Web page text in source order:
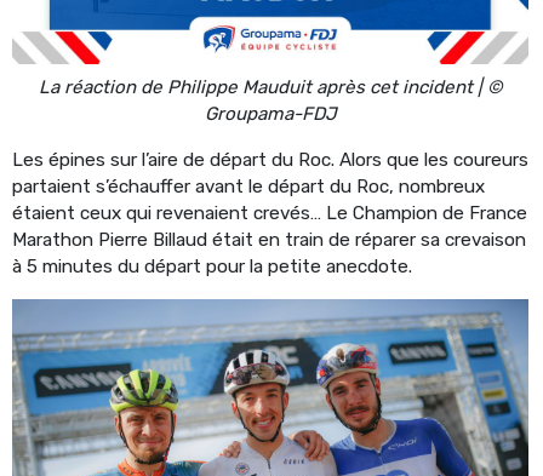
La réaction de Philippe Mauduit après cet incident | ©
Groupama-FDJ
Les épines sur l’aire de départ du Roc. Alors que les coureurs
partaient s’échauffer avant le départ du Roc, nombreux
étaient ceux qui revenaient crevés… Le Champion de France
Marathon Pierre Billaud était en train de réparer sa crevaison
à 5 minutes du départ pour la petite anecdote.